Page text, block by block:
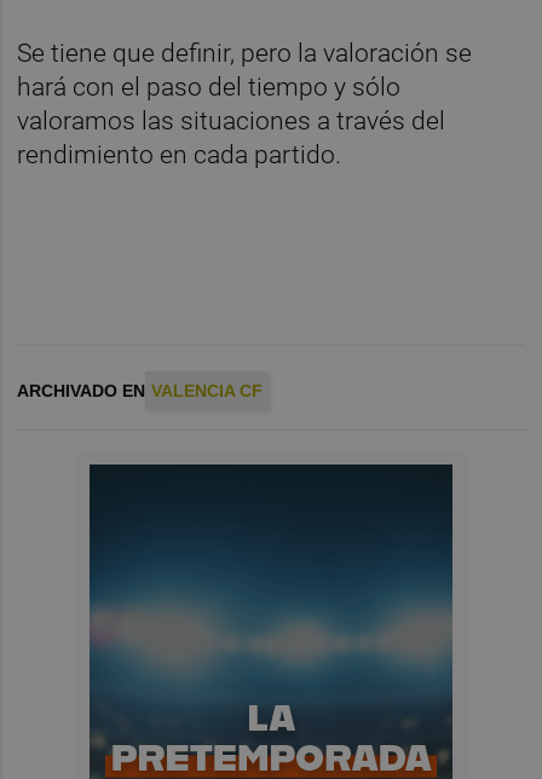
Se tiene que definir, pero la valoración se
hará con el paso del tiempo y sólo
valoramos las situaciones a través del
rendimiento en cada partido.
ARCHIVADO EN VALENCIA CF